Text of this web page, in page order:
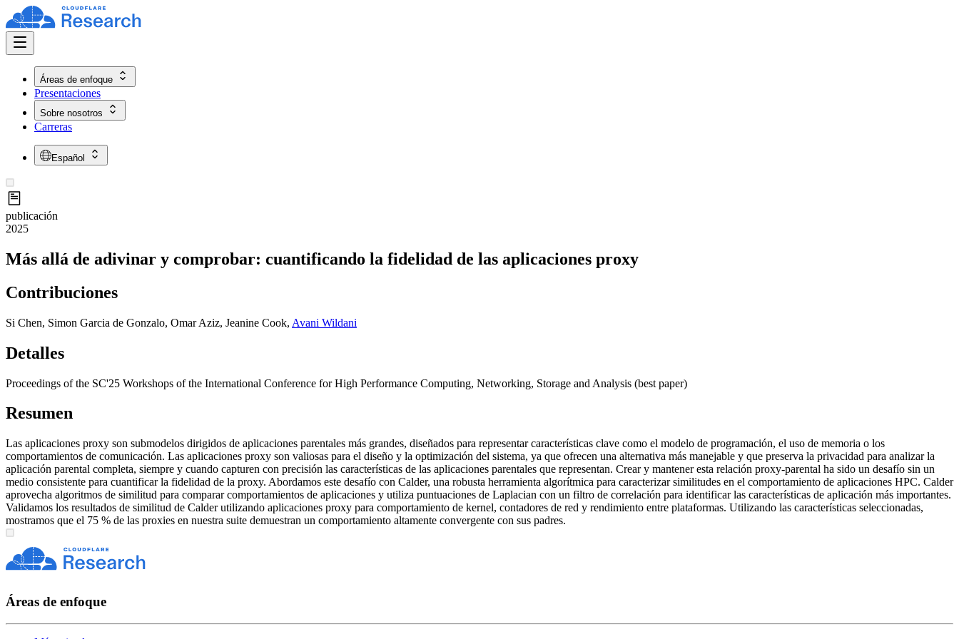
Áreas de enfoque
Presentaciones
Sobre nosotros
Carreras
Español
publicación
2025
Más allá de adivinar y comprobar: cuantificando la fidelidad de las aplicaciones proxy
Contribuciones
Si Chen, Simon Garcia de Gonzalo, Omar Aziz, Jeanine Cook, Avani Wildani
Detalles
Proceedings of the SC'25 Workshops of the International Conference for High Performance Computing, Networking, Storage and Analysis (best paper)
Resumen
Las aplicaciones proxy son submodelos dirigidos de aplicaciones parentales más grandes, diseñados para representar características clave como el modelo de programación, el uso de memoria o los
comportamientos de comunicación. Las aplicaciones proxy son valiosas para el diseño y la optimización del sistema, ya que ofrecen una alternativa más manejable y que preserva la privacidad para analizar la
aplicación parental completa, siempre y cuando capturen con precisión las características de las aplicaciones parentales que representan. Crear y mantener esta relación proxy-parental ha sido un desafío sin un
medio consistente para cuantificar la fidelidad de la proxy. Abordamos este desafío con Calder, una robusta herramienta algorítmica para caracterizar similitudes en el comportamiento de aplicaciones HPC. Calder
aprovecha algoritmos de similitud para comparar comportamientos de aplicaciones y utiliza puntuaciones de Laplacian con un filtro de correlación para identificar las características de aplicación más importantes.
Validamos los resultados de similitud de Calder utilizando aplicaciones proxy para comportamiento de kernel, contadores de red y rendimiento entre plataformas. Utilizando las características seleccionadas,
mostramos que el 75 % de las proxies en nuestra suite demuestran un comportamiento altamente convergente con sus padres.
Áreas de enfoque